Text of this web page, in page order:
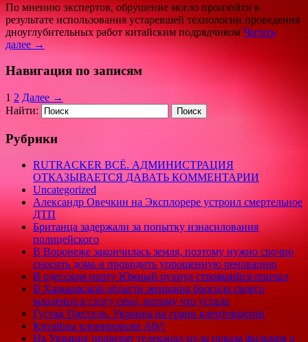
По мнению экспертов, обрушение могло произойти в
результате использования устаревшей технологии проведения
дноуглубительных работ китайским подрядчиком Читать
далее →
Навигация по записям
1 2 Далее →
Найти:
Рубрики
RUTRACKER ВСЁ. АДМИНИСТРАЦИЯ
ОТКАЗЫВАЕТСЯ ДАВАТЬ КОММЕНТАРИИ
Uncategorized
Александр Овечкин на Эксплорере устроил смертельное
ДТП
Британца задержали за попытку изнасилования
полицейского
В Воронеже закончилась земля, поэтому нужно срочно
сносить дома и проводить упрощенную реновацию
В одесском порту Южный рухнул строящийся причал
В Харьковской области женщина бросила своего
младенца в стогу сена, потому что устала
Густав Грессель. Украина на грани клептократии
Китайцы клонировали Абу!
На Украине проверят телеканал из-за показа фильмов о